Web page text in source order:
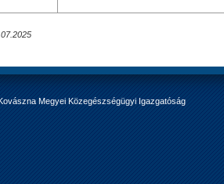
Megyei Közegészségügyi Igazgatóság